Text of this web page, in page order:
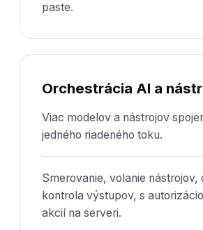
paste.
Orchestrácia AI a
Viac modelov a nástrojov
jedného riadeného toku.
Smerovanie, volanie nástrojov,
kontrola výstupov, s
akcií na serveri.